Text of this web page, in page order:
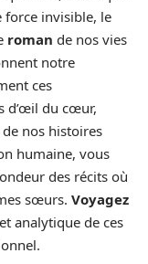
force invisible, le
roman de nos vies
notre
ces
d’œil du cœur,
de nos histoires
humaine, vous
des récits où
sœurs. Voyagez
analytique de ces